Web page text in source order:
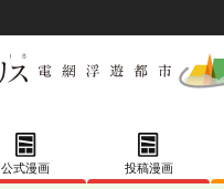
公式漫画 投稿漫画